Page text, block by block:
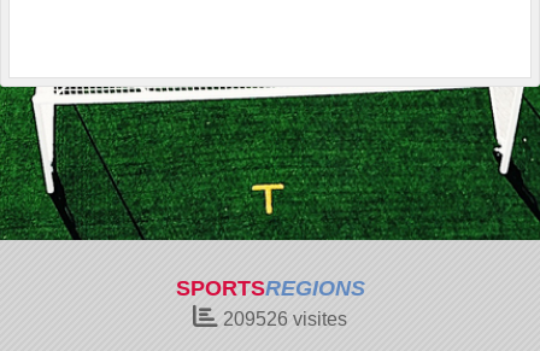
SPORTSREGIONS
209526 visites